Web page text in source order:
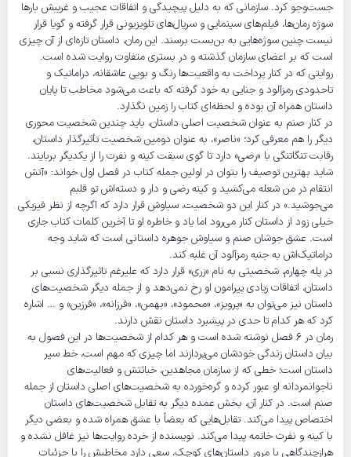
جست‌وجو کرد. سازمانی که به دلیل پیچیدگی و اتفاقات عجیب و غریبش بارها
سوژه رمان‌ها، فیلم‌های سینمایی و سریال‌های تلویزیونی قرار گرفته و گویا قرار
نیست چنین سوژه‌هایی به بن‌بست برسند. این رمان، داستان تازه‌ای از آن چیزی
است که بر اعضای سازمان گذشته و در بستری متفاوت روایت شده است.
روایتی که در کنار پرداخت به واقعیت‌ها رنگ و بویی عاشقانه، دراماتیک و
تاحدودی رمزآلود و جنایی به خود گرفته که باعث می‌شود مخاطب تا پایان
داستان همراه آن بوده و لحظه‌ای کتاب را زمین نگذارد.
در کنار صنم به عنوان شخصیت اصلی داستان، باید چندین شخصیت محوری
دیگر را هم معرفی کرد؛ «ناصر»، به عنوان دومین شخصیت تأثیرگذار داستان،
رقابت تنگاتنگی با «رضی» دارد تا گوی سبقت کینه و نفرت را از یکدیگر بربایند.
شاید بهترین توصیف را بتوان در اولین جمله کتاب در فصل اول خواند: «آتش
انتقام در من شعله می‌کشید و کینه رضی و دار و دسته‌اش تو قلبم
می‌جوشید.» در کنار این دو شخصیت، سیاوش قرار دارد که اگرچه از نظر فیزیکی
خیلی زود از داستان کنار می‌رود اما یاد و خاطره او تا آخرین کلمات کتاب جاری
است. عشق جوشان صنم و سیاوش جوهره داستانی است که شاید وجه
دراماتیک‌اش به جنبه رمزآلود آن غلبه کند.
در پله چهارم، شخصیتی به نام «زری» قرار دارد که علیرغم تاثیرگذاری نسبی بر
داستان، اتفاقات زیادی پیرامون او رخ نمی‌دهد و از جمله دیگر شخصیت‌های
داستان نیز می‌توان به «پرویز»، «محمود»، «بهمن»، «فرزانه»، «فرزین» و … اشاره
کرد که هر کدام تا حدی در پیشبرد داستان نقش دارند.
رمان در 6 فصل نوشته شده است و هر کدام از شخصیت‌ها در این فصول به
بیان داستان زندگی خودشان می‌پردازند اما چیزی که مهم است، خط سیر
داستان است؛ خطی که از سازمان مجاهدین، خباثتش و فعالیت‌های
ناجوانمردانه او عبور کرده و گره‌خورده به شخصیت‌های اصلی داستان از جمله
صنم است. در کنار آن، بخش عمده دیگر به تقابل‌ شخصیت‌های داستان
اختصاص پیدا می‌کند. تقابل‌هایی که بعضاً با عشق همراه شده و بعضی دیگر
با کینه و نفرت خاتمه پیدا می‌کند. نویسنده از خرده روایت‌ها نیز غافل نشده و
هرازچندگاهی با مرور داستان‌های کوچک، سعی دارد مخاطبش را با جزئیات